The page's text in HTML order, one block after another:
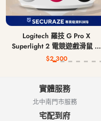
Logitech 羅技 G Pro X
Superlight 2 電競遊戲滑鼠 無
線滑鼠
$2,300
實體服務
北中南門市服務
宅配到府